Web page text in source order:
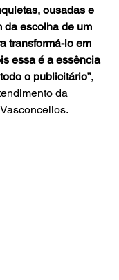
ousadas e
da escolha de um
transformá-lo em
essa é a essência
o publicitário”,
da